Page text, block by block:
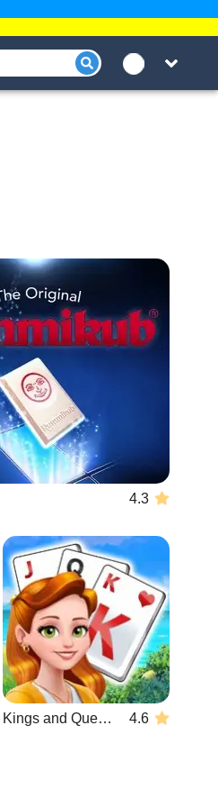
4.3
Kings and Queens Solitaire Tripeaks 4.6